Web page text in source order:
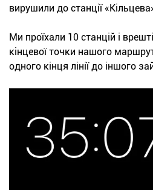
вирушили до станції
Ми проїхали 10 станцій і
кінцевої точки нашого
одного кінця лінії до іншого